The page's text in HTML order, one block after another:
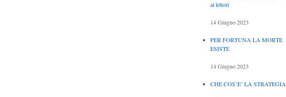
ai lettori
14 Giugno 2023
PER FORTUNA LA MORTE
ESISTE
14 Giugno 2023
CHE COS’E’ LA STRATEGIA